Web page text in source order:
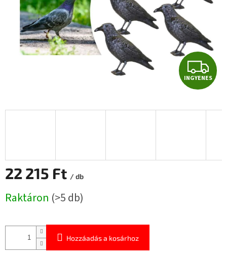
I
N
G
INGYENES
22 215 Ft / db
Raktáron (>5 db)
Hozzáadás a kosárhoz